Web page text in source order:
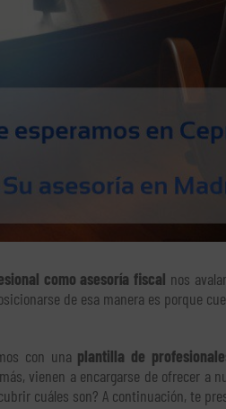
como asesoría fiscal nos
de esa manera es porque
con una plantilla de
vienen a encargarse de ofrecer a
cuáles son? A continuación, te